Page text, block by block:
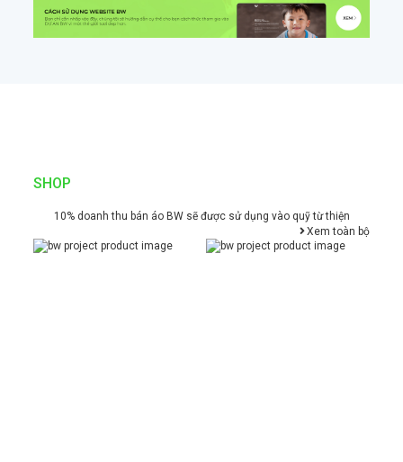
SHOP
10% doanh thu bán áo BW sẽ được sử dụng vào quỹ từ thiện
Xem toàn bộ